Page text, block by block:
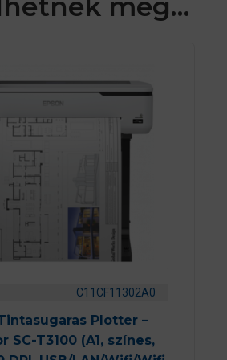
még…
C11CF11302A0
Tintasugaras Plotter –
SC-T3100 (A1, színes,